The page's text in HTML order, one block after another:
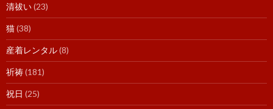
清祓い(23)
猫(38)
産着レンタル(8)
祈祷(181)
祝日 (25)